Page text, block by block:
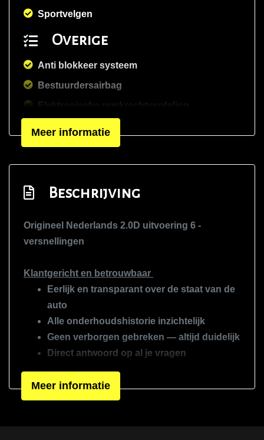
Sportvelgen
Overige
Anti blokkeer systeem
Bestuurdersairbag
Elektronische remkrachtverdeling
Origineel nederlands geleverd
Passagiersairbag
Zij airbag(s) voor
Airco automatisch
Binnenspiegel automatisch dimmend
Elektrische ramen voor
Lederen versnellingspook
Stuur leder
Meer informatie
Beschrijving
Origineel Nederlands 2.0D uitvoering 6 -
versnellingen
Klantgericht en betrouwbaar
Eerlijk en transparant over de staat van de
auto
Alle onderhoudshistorie inzichtelijk
Geen verborgen gebreken — altijd duidelijk
Direct antwoord op al je vragen
Meer informatie